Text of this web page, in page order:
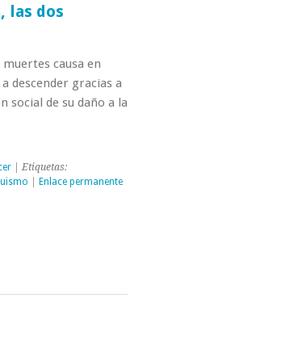
las dos
causa en
descender gracias a
social de su daño a la
| Etiquetas:
Enlace permanente